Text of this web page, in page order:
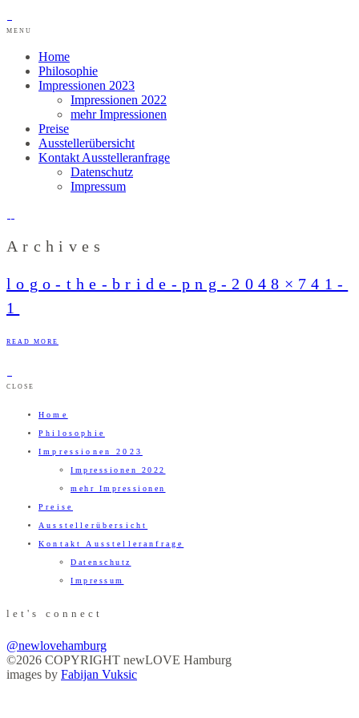
MENU
Home
Philosophie
Impressionen 2023
Impressionen 2022
mehr Impressionen
Preise
Ausstellerübersicht
Kontakt Ausstelleranfrage
Datenschutz
Impressum
Archives
logo-the-bride-png-2048×741-
1
READ MORE
CLOSE
Home
Philosophie
Impressionen 2023
Impressionen 2022
mehr Impressionen
Preise
Ausstellerübersicht
Kontakt Ausstelleranfrage
Datenschutz
Impressum
let's connect
@newlovehamburg
©2026 COPYRIGHT newLOVE Hamburg
images by Fabijan Vuksic